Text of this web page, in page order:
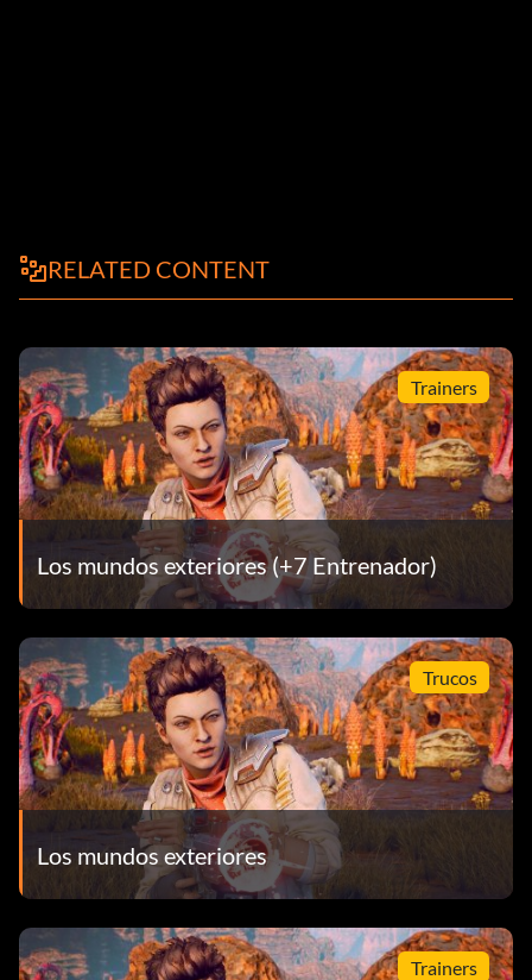
RELATED CONTENT
Trainers
Los mundos exteriores (+7 Entrenador)
Trucos
Los mundos exteriores
Trainers